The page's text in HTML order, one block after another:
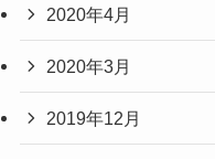
2020年4月
2020年3月
2019年12月